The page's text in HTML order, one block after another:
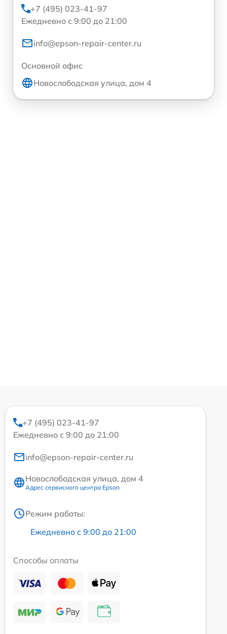
+7 (495) 023-41-97
Ежедневно с 9:00 до 21:00
info@epson-repair-center.ru
Основной офис
Новослободская улица, дом 4
+7 (495) 023-41-97
Ежедневно с 9:00 до 21:00
info@epson-repair-center.ru
Новослободская улица, дом 4
Адрес сервисного центра Epson
Режим работы:
Ежедневно с 9:00 до 21:00
Способы оплаты